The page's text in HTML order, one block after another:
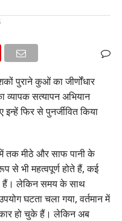
पुराने कुओं का जीर्णोंधार
सत्यापन अभियान
फिर से पुनर्जीवित किया
तक मीठे और साफ पानी के
से भी महत्वपूर्ण होते हैं, कई
हैं। लेकिन समय के साथ
घटता चला गया, वर्तमान में
हो चुके हैं। लेकिन अब